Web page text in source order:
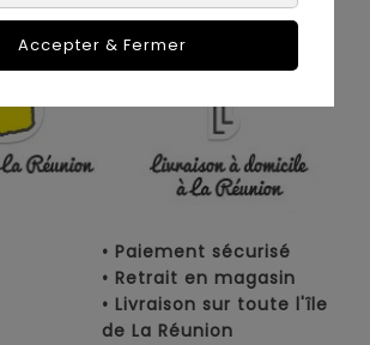
Accepter & Fermer
• Paiement sécurisé
• Retrait en magasin
• Livraison sur toute l'île
de La Réunion